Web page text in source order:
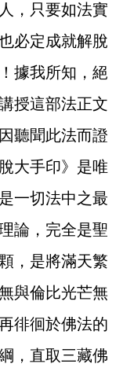
，只要如法實
必定成就解脫
據我所知，絕
授這部法正文
聽聞此法而證
大手印》是唯
一切法中之最
論，完全是聖
，是將滿天繁
與倫比光芒無
徘徊於佛法的
，直取三藏佛